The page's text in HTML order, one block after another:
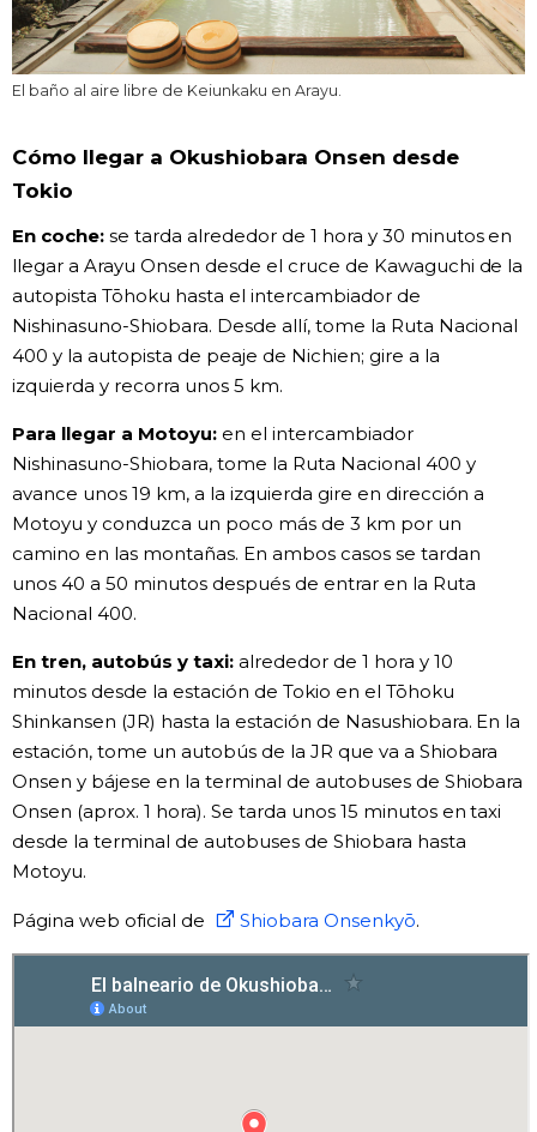
El baño al aire libre de Keiunkaku en Arayu.
Cómo llegar a Okushiobara Onsen desde
Tokio
En coche:se tarda alrededor de 1 hora y 30 minutos en
llegar a Arayu Onsen desde el cruce de Kawaguchi de la
autopista Tōhoku hasta el intercambiador de
Nishinasuno-Shiobara. Desde allí, tome la Ruta Nacional
400 y la autopista de peaje de Nichien; gire a la
izquierda y recorra unos 5 km.
Para llegar a Motoyu:en el intercambiador
Nishinasuno-Shiobara, tome la Ruta Nacional 400 y
avance unos 19 km, a la izquierda gire en dirección a
Motoyu y conduzca un poco más de 3 km por un
camino en las montañas. En ambos casos se tardan
unos 40 a 50 minutos después de entrar en la Ruta
Nacional 400.
En tren, autobús y taxi:alrededor de 1 hora y 10
minutos desde la estación de Tokio en el Tōhoku
Shinkansen (JR) hasta la estación de Nasushiobara. En la
estación, tome un autobús de la JR que va a Shiobara
Onsen y bájese en la terminal de autobuses de Shiobara
Onsen (aprox. 1 hora). Se tarda unos 15 minutos en taxi
desde la terminal de autobuses de Shiobara hasta
Motoyu.
Página web oficial de Shiobara Onsenkyō.